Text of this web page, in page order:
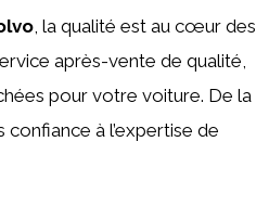
, la qualité est au cœur des
après-vente de qualité,
pour votre voiture. De la
à l’expertise de